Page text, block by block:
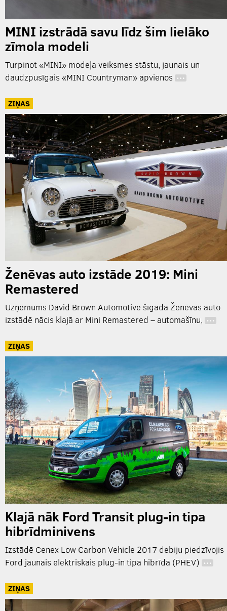
MINI izstrādā savu līdz šim lielāko
zīmola modeli
Turpinot «MINI» modeļa veiksmes stāstu, jaunais un
daudzpusīgais «MINI Countryman» apvienos …
ZIŅAS
Ženēvas auto izstāde 2019: Mini
Remastered
Uzņēmums David Brown Automotive šīgada Ženēvas auto
izstādē nācis klajā ar Mini Remastered – automašīnu, …
ZIŅAS
Klajā nāk Ford Transit plug-in tipa
hibrīdminivens
Izstādē Cenex Low Carbon Vehicle 2017 debiju piedzīvojis
Ford jaunais elektriskais plug-in tipa hibrīda (PHEV) …
ZIŅAS